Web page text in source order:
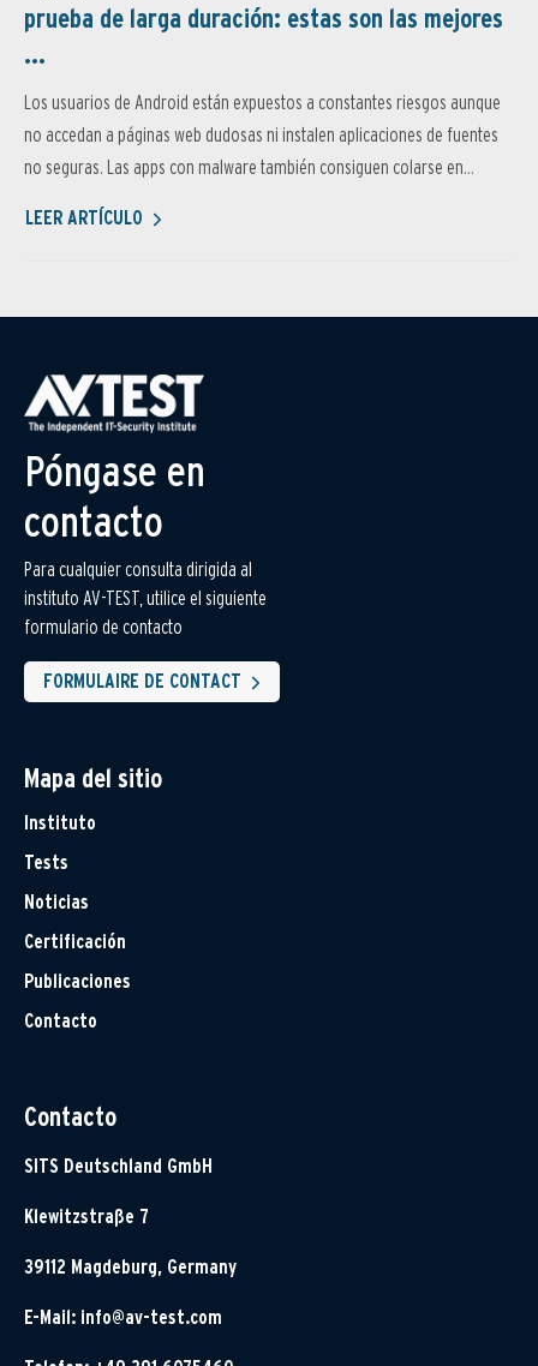
prueba de larga duración: estas son las mejores
...
Los usuarios de Android están expuestos a constantes riesgos aunque
no accedan a páginas web dudosas ni instalen aplicaciones de fuentes
no seguras. Las apps con malware también consiguen colarse en...
LEER ARTÍCULO
Póngase en
contacto
Para cualquier consulta dirigida al
instituto AV-TEST, utilice el siguiente
formulario de contacto
FORMULAIRE DE CONTACT
Mapa del sitio
Instituto
Tests
Noticias
Certificación
Publicaciones
Contacto
Contacto
SITS Deutschland GmbH
Klewitzstraße 7
39112 Magdeburg, Germany
E-Mail: info@av-test.com